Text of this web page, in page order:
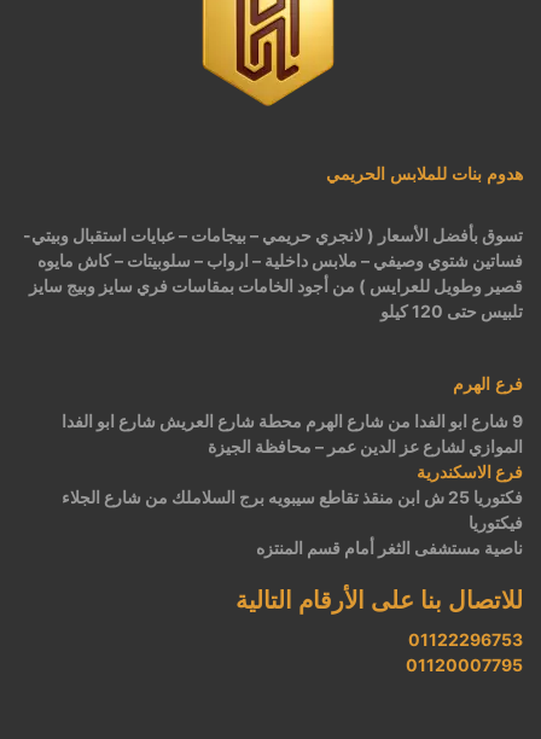
هدوم بنات للملابس الحريمي
تسوق بأفضل الأسعار ( لانجري حريمي – بيجامات – عبايات استقبال وبيتي-
فساتين شتوي وصيفي – ملابس داخلية – ارواب – سلوبيتات – كاش مايوه
قصير وطويل للعرايس ) من أجود الخامات بمقاسات فري سايز وبيج سايز
تلبيس حتى 120 كيلو
فرع الهرم
9 شارع ابو الفدا من شارع الهرم محطة شارع العريش شارع ابو الفدا
الموازي لشارع عز الدين عمر – محافظة الجيزة
فرع الاسكندرية
فكتوريا 25 ش ابن منقذ تقاطع سيبويه برج السلاملك من شارع الجلاء
فيكتوريا
ناصية مستشفى الثغر أمام قسم المنتزه
للاتصال بنا على الأرقام التالية
01122296753
01120007795